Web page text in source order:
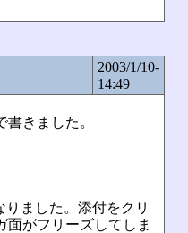
2003/1/10-
14:49
きました。
ました。添付をクリ
面がフリーズしてしま